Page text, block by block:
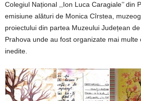
Colegiul Național ,,Ion Luca Caragiale’’ din
emisiune alături de Monica Cîrstea,
proiectului din partea Muzeului Județean
Prahova unde au fost organizate mai multe
inedite.